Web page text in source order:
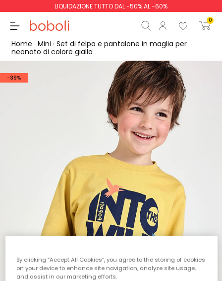
LIQUIDAZIONE TUTTO DAL -50% AL -60%
0
Inizio ordine
Home Mini Set di felpa e pantalone in maglia per
neonato di colore giallo
-39%
By clicking “Accept All Cookies”, you agree to the storing of cookies
on your device to enhance site navigation, analyze site usage,
and assist in our marketing efforts.